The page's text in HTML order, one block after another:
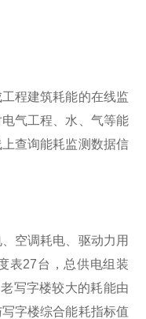
程建筑耗能的在线监
气工程、水、气等能
查询能耗监测数据信
空调耗电、驱动力用
表27台，总供电组装
写字楼较大的耗能由
字楼综合能耗指标值